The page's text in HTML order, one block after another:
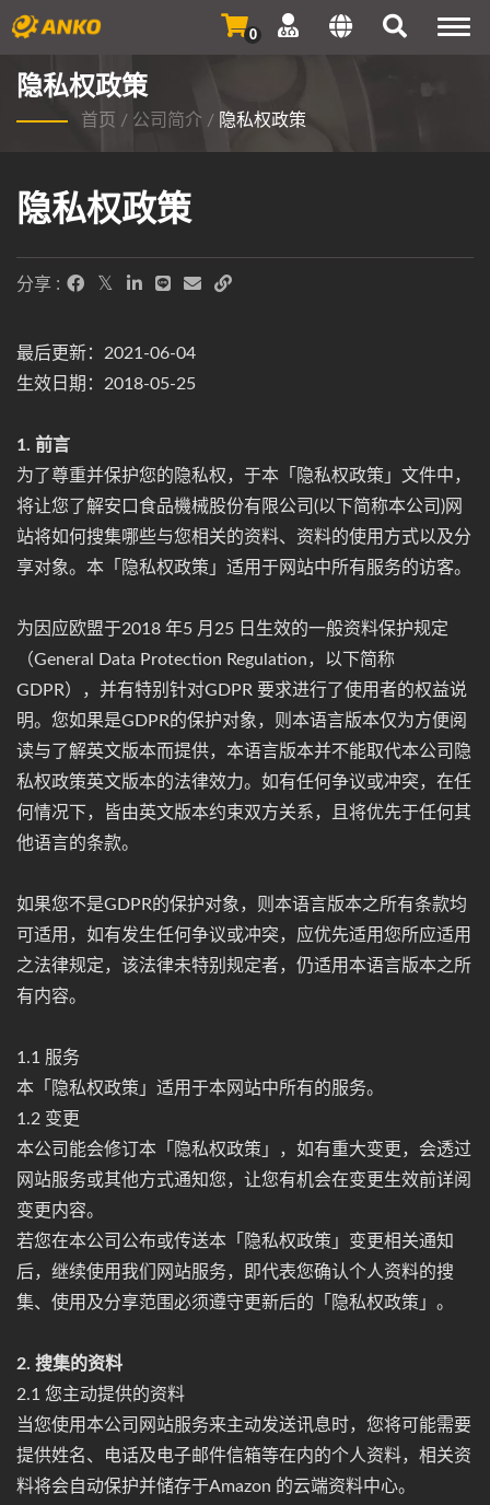
0
隐私权政策
首页 / 公司简介 / 隐私权政策
隐私权政策
分享 :
最后更新：2021-06-04
生效日期：2018-05-25
1. 前言
为了尊重并保护您的隐私权，于本「隐私权政策」文件中，
将让您了解安口食品機械股份有限公司(以下简称本公司)网
站将如何搜集哪些与您相关的资料、资料的使用方式以及分
享对象。本「隐私权政策」适用于网站中所有服务的访客。
为因应欧盟于2018 年5 月25 日生效的一般资料保护规定
（General Data Protection Regulation，以下简称
GDPR），并有特别针对GDPR 要求进行了使用者的权益说
明。您如果是GDPR的保护对象，则本语言版本仅为方便阅
读与了解英文版本而提供，本语言版本并不能取代本公司隐
私权政策英文版本的法律效力。如有任何争议或冲突，在任
何情况下，皆由英文版本约束双方关系，且将优先于任何其
他语言的条款。
如果您不是GDPR的保护对象，则本语言版本之所有条款均
可适用，如有发生任何争议或冲突，应优先适用您所应适用
之法律规定，该法律未特别规定者，仍适用本语言版本之所
有内容。
1.1 服务
本「隐私权政策」适用于本网站中所有的服务。
1.2 变更
本公司能会修订本「隐私权政策」，如有重大变更，会透过
网站服务或其他方式通知您，让您有机会在变更生效前详阅
变更内容。
若您在本公司公布或传送本「隐私权政策」变更相关通知
后，继续使用我们网站服务，即代表您确认个人资料的搜
集、使用及分享范围必须遵守更新后的「隐私权政策」。
2. 搜集的资料
2.1 您主动提供的资料
当您使用本公司网站服务来主动发送讯息时，您将可能需要
提供姓名、电话及电子邮件信箱等在内的个人资料，相关资
料将会自动保护并储存于Amazon 的云端资料中心。